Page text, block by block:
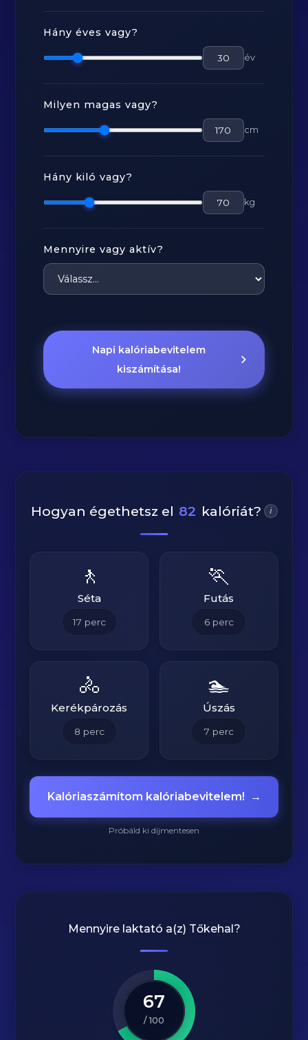
Hány éves vagy?
év
Milyen magas vagy?
cm
Hány kiló vagy?
kg
Mennyire vagy aktív?
Napi kalóriabevitelem
kiszámítása!
Hogyan égethetsz el 82 kalóriát? i
🚶
Séta
17 perc
🏃
Futás
6perc
🚴
Kerékpározás
8 perc
🏊
Úszás
7 perc
Kalóriaszámítom kalóriabevitelem! →
Próbáld ki díjmentesen
Mennyire laktató a(z) Tőkehal?
67
/ 100